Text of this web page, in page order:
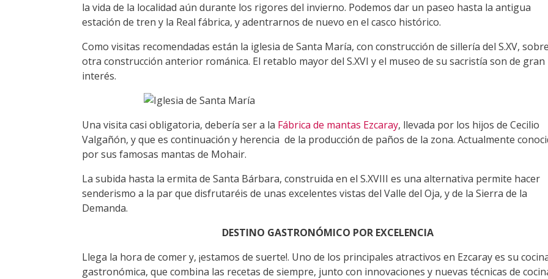
la vida de la localidad aún durante los rigores del invierno. Podemos dar un paseo hasta la antigua
estación de tren y la Real fábrica, y adentrarnos de nuevo en el casco histórico.
Como visitas recomendadas están la iglesia de Santa María, con construcción de sillería del S.XV, sobre
otra construcción anterior románica. El retablo mayor del S.XVI y el museo de su sacristía son de gran
interés.
Una visita casi obligatoria, debería ser a la Fábrica de mantas Ezcaray, llevada por los hijos de Cecilio
Valgañón, y que es continuación y herencia de la producción de paños de la zona. Actualmente
por sus famosas mantas de Mohair.
La subida hasta la ermita de Santa Bárbara, construida en el S.XVIII es una alternativa permite hacer
senderismo a la par que disfrutaréis de unas excelentes vistas del Valle del Oja, y de la Sierra de la
Demanda.
DESTINO GASTRONÓMICO POR EXCELENCIA
Llega la hora de comer y, ¡estamos de suerte!. Uno de los principales atractivos en Ezcaray es su
gastronómica, que combina las recetas de siempre, junto con innovaciones y nuevas técnicas de